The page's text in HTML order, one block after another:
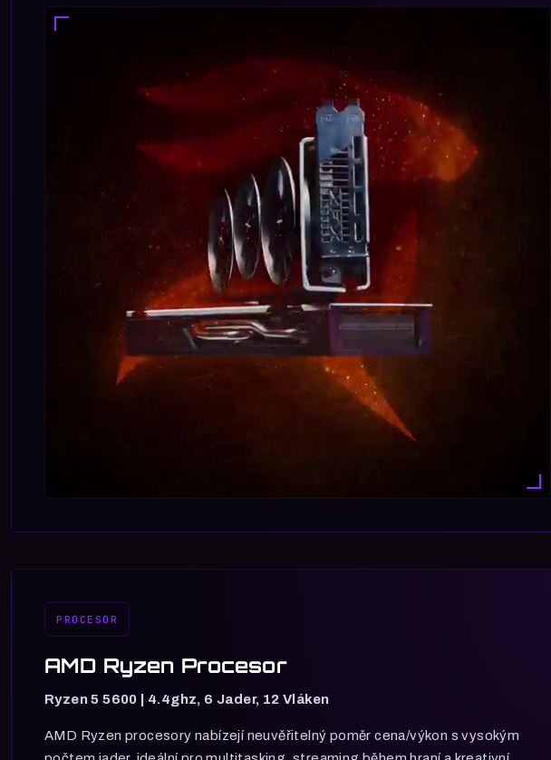
PROCESOR
AMD Ryzen Procesor
Ryzen 5 5600 | 4.4ghz, 6 Jader, 12 Vláken
AMD Ryzen procesory nabízejí neuvěřitelný poměr cena/výkon s vysokým